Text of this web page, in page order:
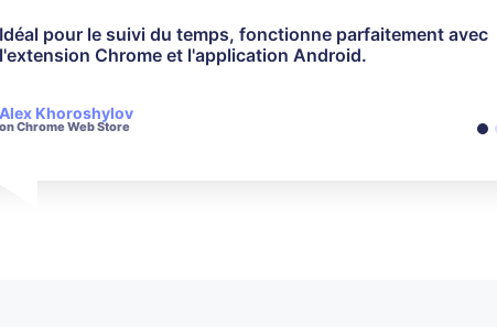
Idéal pour le suivi du temps, fonctionne parfaitement avec
l'extension Chrome et l'application Android.
Alex Khoroshylov
on Chrome Web Store
Je n'ai pas utilisé toutes les fonctionnalités disponibles,
pour mes besoins, cela a parfaitement fonctionné. Leur
Salvador Carranza